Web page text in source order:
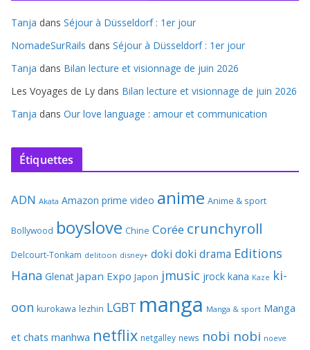
Tanja dans Séjour à Düsseldorf : 1er jour
NomadeSurRails dans Séjour à Düsseldorf : 1er jour
Tanja dans Bilan lecture et visionnage de juin 2026
Les Voyages de Ly dans Bilan lecture et visionnage de juin 2026
Tanja dans Our love language : amour et communication
Étiquettes
ADN Akata Amazon prime video anime Anime & sport
Bollywood boyslove Chine Corée crunchyroll
Delcourt-Tonkam delitoon disney+ doki doki drama Editions
Hana Glenat Japan Expo Japon jmusic jrock kana Kaze ki-
oon kurokawa lezhin LGBT manga Manga & sport Manga
et chats manhwa netflix netgalley news nobi nobi noeve